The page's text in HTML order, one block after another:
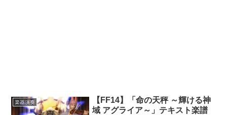
楽器演奏
【FF14】「命の天秤 ～輝ける神
域 アグライア～」テキスト楽譜